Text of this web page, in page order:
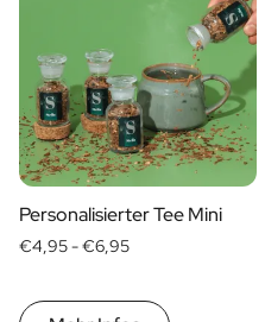
Einweihungsgeschenk
Trauergeschenk
Jubiläumsgeschenk
Abschiedsgeschenk
Danke Geschenk zur Kommunion
Vatertagsgeschenk
Neujahrsgeschenk
Weihnachtsgeschenk
Personalisierter Tee Mini
€4,95 -€6,95